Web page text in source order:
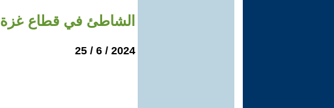
الشاطئ في قطاع غزة
2024 / 6 / 25